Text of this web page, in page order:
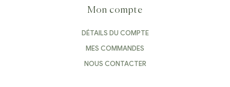
Mon compte
DÉTAILS DU COMPTE
MES COMMANDES
NOUS CONTACTER